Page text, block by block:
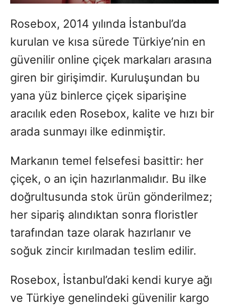
Rosebox, 2014 yılında İstanbul’da
kurulan ve kısa sürede Türkiye’nin en
güvenilir online çiçek markaları arasına
giren bir girişimdir. Kuruluşundan bu
yana yüz binlerce çiçek siparişine
aracılık eden Rosebox, kalite ve hızı bir
arada sunmayı ilke edinmiştir.
Markanın temel felsefesi basittir: her
çiçek, o an için hazırlanmalıdır. Bu ilke
doğrultusunda stok ürün gönderilmez;
her sipariş alındıktan sonra floristler
tarafından taze olarak hazırlanır ve
soğuk zincir kırılmadan teslim edilir.
Rosebox, İstanbul’daki kendi kurye ağı
ve Türkiye genelindeki güvenilir kargo